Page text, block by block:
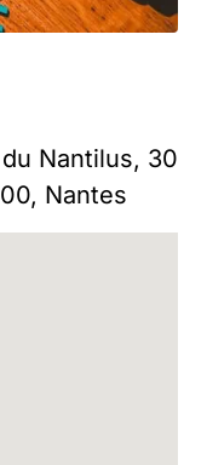
Nantilus, 30
Nantes